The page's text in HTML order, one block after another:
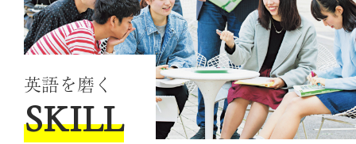
英語を磨く
SKILL